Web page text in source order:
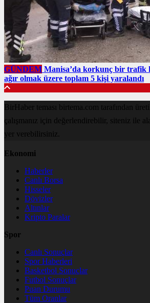
GÜNDEM Manisa’da korkunç bir trafik
ağır olmak üzere toplam 5 kişi yaralandı
BirHaber teması birtema.com tarafından
çalışmanız için değerlendirebilir, siteniz ile
yer verebilirsiniz.
Ekonomi
Haberler
Canlı Borsa
Hisseler
Dövizler
Altınlar
Kripto Paralar
Spor
Canlı Sonuçlar
Spor Haberleri
Basketbol Sonuçlar
Futbol Sonuçlar
Puan Durumu
Tüm Oranlar